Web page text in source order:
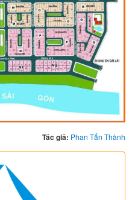
Tác giả: Phan Tấn Thành